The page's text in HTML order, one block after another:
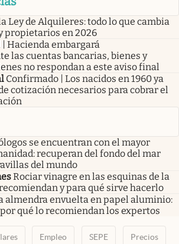
Ley de Alquileres: todo lo que cambia
propietarios en 2026
Hacienda embargará
las cuentas bancarias, bienes y
no respondan a este aviso final
Confirmado | Los nacidos en 1960 ya
cotización necesarios para cobrar el
se encuentran con el mayor
recuperan del fondo del mar
del mundo
Rociar vinagre en las esquinas de la
y para qué sirve hacerlo
almendra envuelta en papel aluminio:
qué lo recomiendan los expertos
Empleo SEPE Precios